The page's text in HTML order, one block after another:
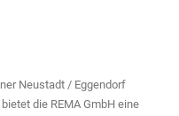
Neustadt / Eggendorf
die REMA GmbH eine